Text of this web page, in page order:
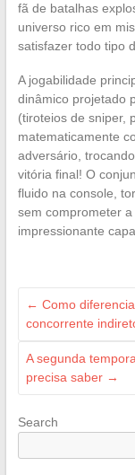
fã de batalhas
universo rico em
satisfazer todo tipo
A jogabilidade
dinâmico projetado
(tiroteios de sniper,
matematicamente
adversário,
vitória final! O
fluido na console,
sem comprometer
impressionante
← Como
concorrente
A segunda
precisa saber →
Search